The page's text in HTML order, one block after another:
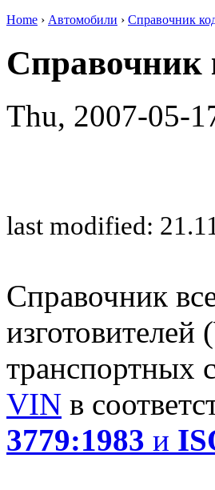
Home › Автомобили › Справочник
Справочник
Thu, 2007-05-
last modified:
Справочник
транспортных
VIN в
3779:1983 и